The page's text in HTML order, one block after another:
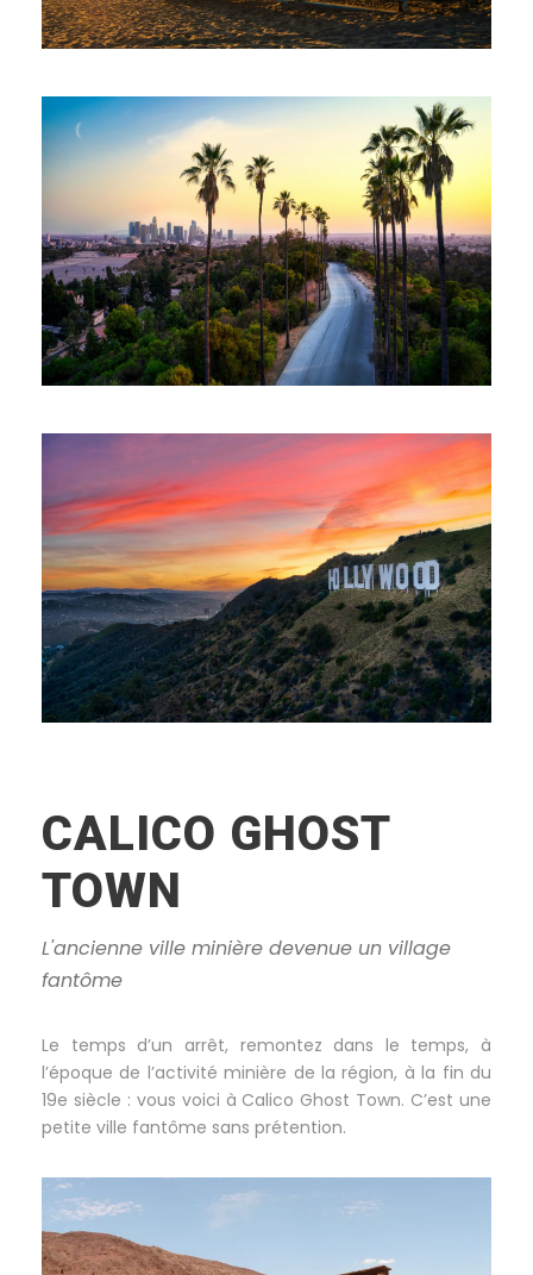
CALICO GHOST
TOWN
L'ancienne ville minière devenue un village
fantôme
Le temps d’un arrêt, remontez dans le temps, à
l’époque de l’activité minière de la région, à la fin du
19e siècle : vous voici à Calico Ghost Town. C’est une
petite ville fantôme sans prétention.